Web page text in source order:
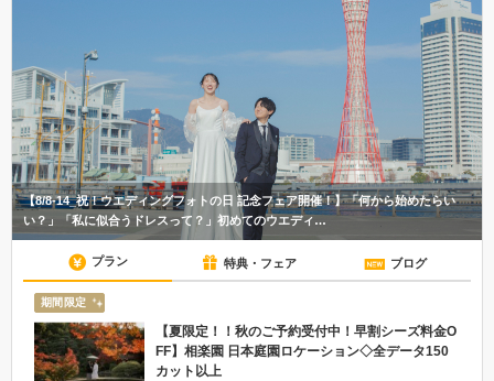
【8/8-14_祝！ウエディングフォトの日 記念フェア開催！】「何から始めたらい
い？」「私に似合うドレスって？」初めてのウエディ…
プラン 特典・フェア ブログ
期間限定
【夏限定！！秋のご予約受付中！早割シーズ料金O
FF】相楽園 日本庭園ロケーション◇全データ150
カット以上